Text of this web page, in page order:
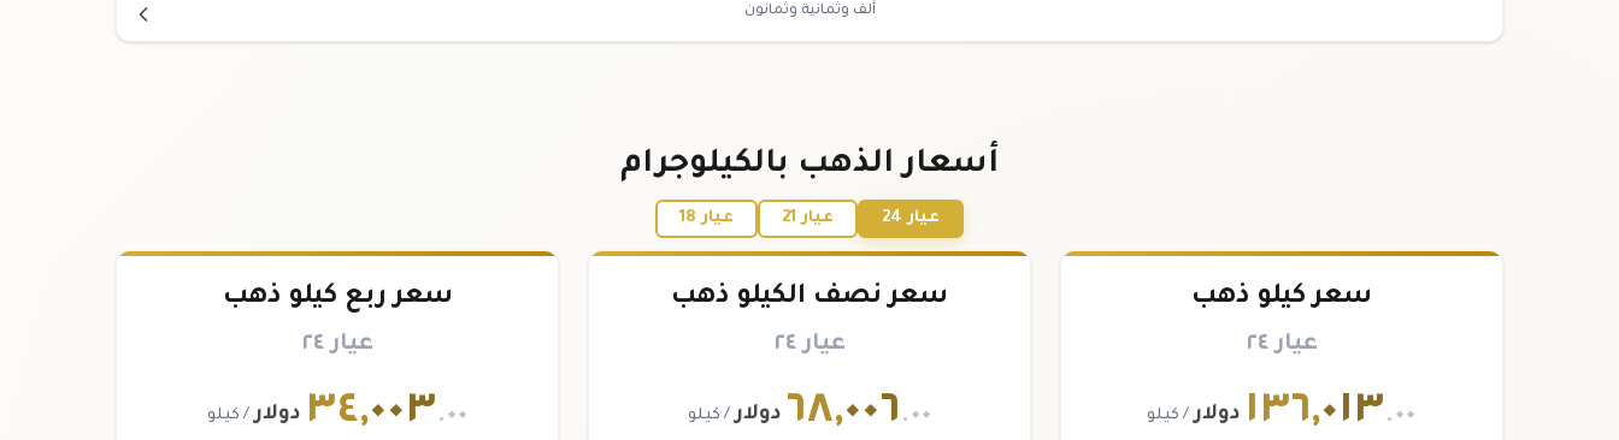
ألف وثمانية وثمانون
أسعار الذهب بالكيلوجرام
عيار 24 عيار 21 عيار 18
سعر كيلو ذهب
عيار ٢٤
١٣٦,٠١٣.٠٠ دولار / كيلو
سعر نصف الكيلو ذهب
عيار ٢٤
٦٨,٠٠٦ .٠٠ دولار / كيلو
سعر ربع كيلو ذهب
عيار ٢٤
٣٤,٠٠٣.٠٠ دولار / كيلو